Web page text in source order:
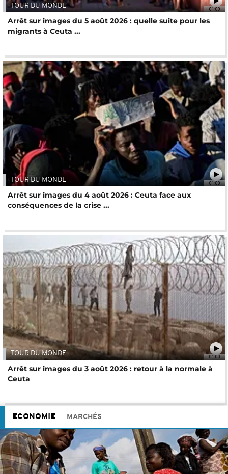
01:00
TOUR DU MONDE
Arrêt sur images du 5 août 2026 : quelle suite pour les
migrants à Ceuta ...
01:00
TOUR DU MONDE
Arrêt sur images du 4 août 2026 : Ceuta face aux
conséquences de la crise ...
01:00
TOUR DU MONDE
Arrêt sur images du 3 août 2026 : retour à la normale à
Ceuta
ECONOMIE MARCHÉS